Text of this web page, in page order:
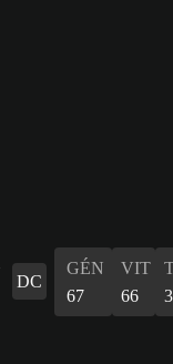
DC
GÉN
67
VIT
66